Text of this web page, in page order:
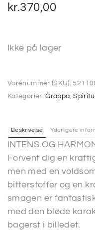
kr.370,00
Ikke på lager
Varenummer (SKU):
Kategorier:Grappa,
Beskrivelse Yderligere
INTENS OG
Forvent dig en
men med en
bitterstoffer og en
smagen er
med den bløde
bagerst i billedet.